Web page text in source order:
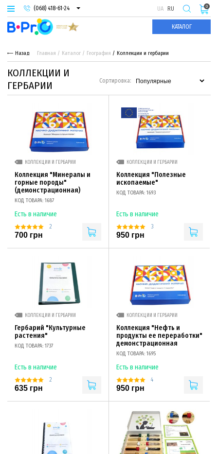
(068) 418-61-24
(093) 974-66-94
(095) 987-29-55
UA RU
КАТАЛОГ
0
Назад Главная Каталог География Коллекции и гербарии
КОЛЛЕКЦИИ И
ГЕРБАРИИ
Сортировка:
КОЛЛЕКЦИИ И ГЕРБАРИИ
Коллекция "Минералы и
горные породы"
(демонстрационная)
КОД ТОВАРА: 1687
Есть в наличие
2
700 грн
КОЛЛЕКЦИИ И ГЕРБАРИИ
Коллекция "Полезные
ископаемые"
КОД ТОВАРА: 1693
Есть в наличие
3
950 грн
КОЛЛЕКЦИИ И ГЕРБАРИИ
Гербарий "Культурные
растения"
КОД ТОВАРА: 1737
Есть в наличие
2
635 грн
КОЛЛЕКЦИИ И ГЕРБАРИИ
Коллекция "Нефть и
продукты ее переработки"
демонстрационная
КОД ТОВАРА: 1695
Есть в наличие
4
950 грн